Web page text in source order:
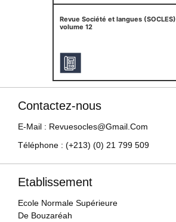
Revue Société et langues (SOCLES)
volume 12
Contactez-nous
E-Mail : Revuesocles@gmail.com
Téléphone : (+213) (0) 21 799 509
Etablissement
Ecole Normale Supérieure
De Bouzaréah